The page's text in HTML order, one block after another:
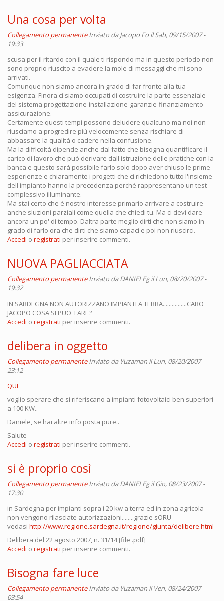
Una cosa per volta
Collegamento permanente Inviato daJacopo Fo il Sab, 09/15/2007 -
19:33
scusa per il ritardo con il quale ti rispondo ma in questo periodo non
sono proprio riuscito a evadere la mole di messaggi che mi sono
arrivati.
Comunque non siamo ancora in grado di far fronte alla tua
esigenza. Finora ci siamo occupati di costruire la parte essenziale
del sistema progettazione-installazione-garanzie-finanziamento-
assicurazione.
Certamente questi tempi possono deludere qualcuno ma noi non
riusciamo a progredire più velocemente senza rischiare di
abbassare la qualità o cadere nella confusione.
Ma la difficoltà dipende anche dal fatto che bisogna quantificare il
carico di lavoro che può derivare dall'istruzione delle pratiche con la
banca e questo sarà possibile farlo solo dopo aver chiuso le prime
esperienze e chiaramente i progetti che ci richiedono tutto l'insieme
dell'impianto hanno la precedenza perchè rappresentano un test
complessivo illuminante.
Ma stai certo che è nostro interesse primario arrivare a costruire
anche sluzioni parziali come quella che chiedi tu. Ma ci devi dare
ancora un po' di tempo. Daltra parte meglio dirti che non siamo in
grado di farlo ora che dirti che siamo capaci e poi non riuscirci.
Accedi o registrati per inserire commenti.
NUOVA PAGLIACCIATA
Collegamento permanente Inviato daDANIELEgil Lun, 08/20/2007 -
19:32
IN SARDEGNA NON AUTORIZZANO IMPIANTI A TERRA................CARO
JACOPO COSA SI PUO' FARE?
Accedi o registrati per inserire commenti.
delibera in oggetto
Collegamento permanente Inviato da Yuzaman il Lun, 08/20/2007 -
23:12
QUI
voglio sperare che si riferiscano a impianti fotovoltaici ben superiori
a 100 KW..
Daniele, se hai altre info posta pure..
Salute
Accedi o registrati per inserire commenti.
si è proprio così
Collegamento permanente Inviato daDANIELEgil Gio, 08/23/2007 -
17:30
in Sardegna per impianti sopra i 20 kw a terra ed in zona agricola
non vengono rilasciate autorizzazioni........grazie sORU
vedasi http://www.regione.sardegna.it/regione/giunta/delibere.html
Delibera del 22 agosto 2007, n. 31/14 [file .pdf]
Accedi o registrati per inserire commenti.
Bisogna fare luce
Collegamento permanente Inviato da Yuzaman il Ven, 08/24/2007 -
03:54